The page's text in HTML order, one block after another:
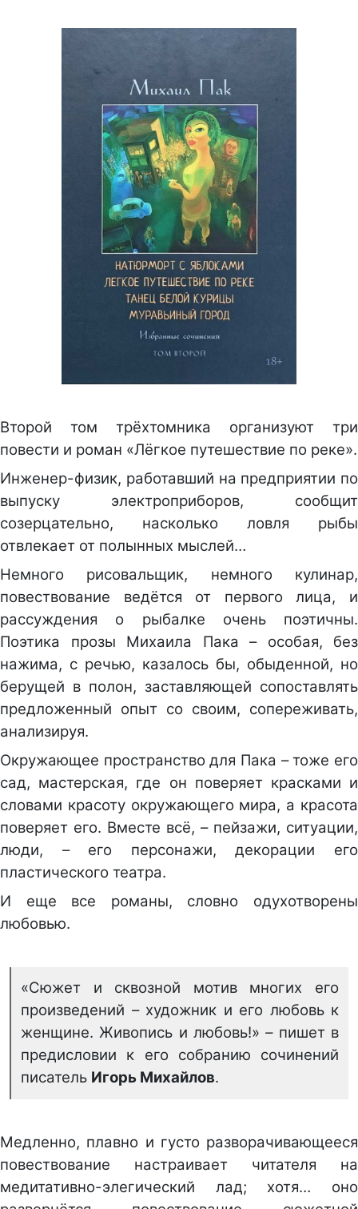
Второй том трёхтомника организуют три
повести и роман «Лёгкое путешествие по реке».
Инженер-физик, работавший на предприятии по
выпуску электроприборов, сообщит
созерцательно, насколько ловля рыбы
отвлекает от полынных мыслей…
Немного рисовальщик, немного кулинар,
повествование ведётся от первого лица, и
рассуждения о рыбалке очень поэтичны.
Поэтика прозы Михаила Пака – особая, без
нажима, с речью, казалось бы, обыденной, но
берущей в полон, заставляющей сопоставлять
предложенный опыт со своим, сопереживать,
анализируя.
Окружающее пространство для Пака – тоже его
сад, мастерская, где он поверяет красками и
словами красоту окружающего мира, а красота
поверяет его. Вместе всё, – пейзажи, ситуации,
люди, – его персонажи, декорации его
пластического театра.
И еще все романы, словно одухотворены
любовью.
«Сюжет и сквозной мотив многих его
произведений – художник и его любовь к
женщине. Живопись и любовь!» – пишет в
предисловии к его собранию сочинений
писатель Игорь Михайлов.
Медленно, плавно и густо разворачивающееся
повествование настраивает читателя на
медитативно-элегический лад; хотя… оно